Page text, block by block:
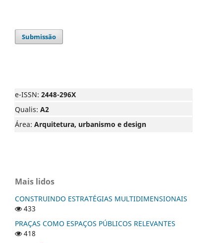
Submissão
e-ISSN: 2448-296X
Qualis: A2
Área: Arquitetura, urbanismo e design
Mais lidos
CONSTRUINDO ESTRATÉGIAS MULTIDIMENSIONAIS
433
PRAÇAS COMO ESPAÇOS PÚBLICOS RELEVANTES
418